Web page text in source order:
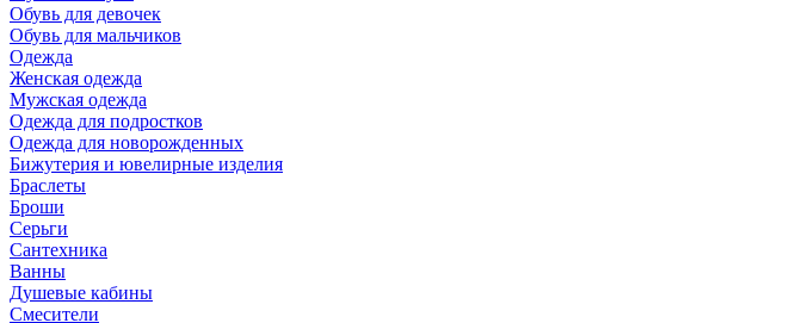
Обувь для девочек
Обувь для мальчиков
Одежда
Женская одежда
Мужская одежда
Одежда для подростков
Одежда для новорожденных
Бижутерия и ювелирные изделия
Браслеты
Броши
Серьги
Сантехника
Ванны
Душевые кабины
Смесители